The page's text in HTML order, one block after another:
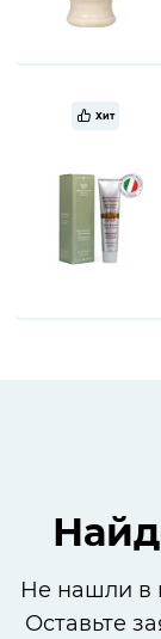
Хит
Не нашли в
Оставьте